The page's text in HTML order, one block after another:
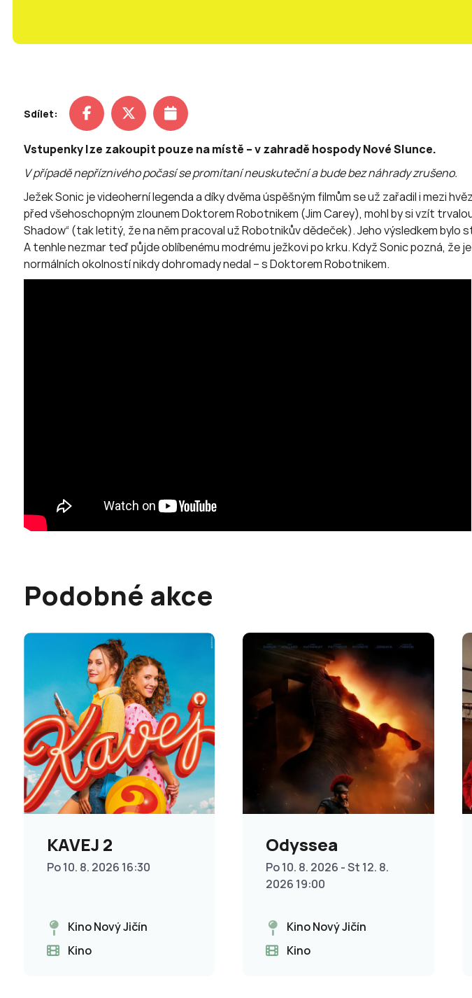
Sdílet:
Vstupenky lze zakoupit pouze na místě – v zahradě hospody Nové Slunce.
V případě nepříznivého počasí se promítaní neuskuteční a bude bez náhrady zrušeno.
Ježek Sonic je videoherní legenda a díky dvěma úspěšným filmům se už zařadil i mezi
před všehoschopným zlounem Doktorem Robotnikem (Jim Carey), mohl by si vzít
Shadow“ (tak letitý, že na něm pracoval už Robotnikův dědeček). Jeho výsledkem
A tenhle nezmar teď půjde oblíbenému modrému ježkovi po krku. Když Sonic pozná,
normálních okolností nikdy dohromady nedal – s Doktorem Robotnikem.
Podobné akce
KAVEJ 2
Po 10. 8. 2026 16:30
Kino Nový Jičín
Kino
Odyssea
Po 10. 8. 2026 - St 12. 8.
2026 19:00
Kino Nový Jičín
Kino